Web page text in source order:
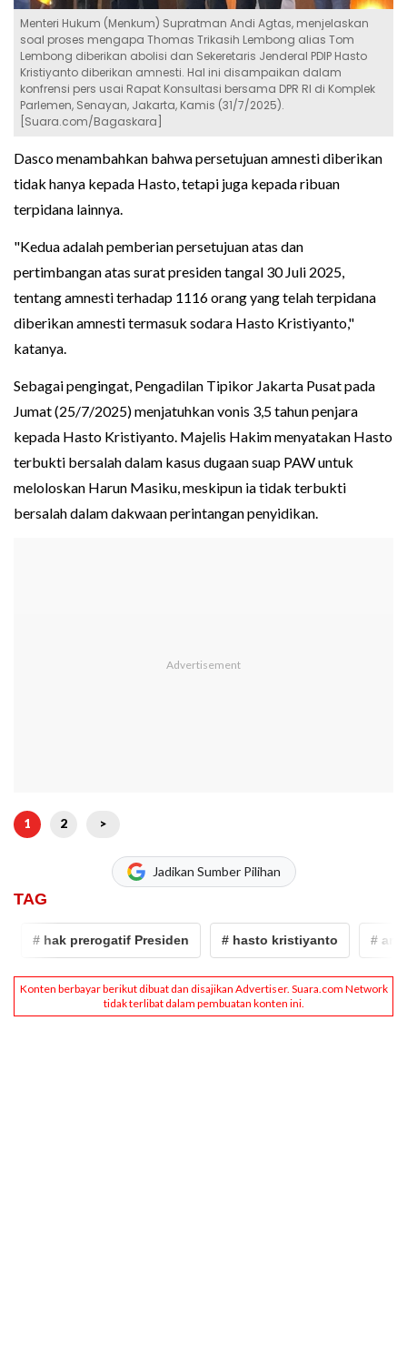
Menteri Hukum (Menkum) Supratman Andi Agtas, menjelaskan
soal proses mengapa Thomas Trikasih Lembong alias Tom
Lembong diberikan abolisi dan Sekeretaris Jenderal PDIP Hasto
Kristiyanto diberikan amnesti. Hal ini disampaikan dalam
konfrensi pers usai Rapat Konsultasi bersama DPR RI di Komplek
Parlemen, Senayan, Jakarta, Kamis (31/7/2025).
[Suara.com/Bagaskara]
Dasco menambahkan bahwa persetujuan amnesti diberikan
tidak hanya kepada Hasto, tetapi juga kepada ribuan
terpidana lainnya.
"Kedua adalah pemberian persetujuan atas dan
pertimbangan atas surat presiden tangal 30 Juli 2025,
tentang amnesti terhadap 1116 orang yang telah terpidana
diberikan amnesti termasuk sodara Hasto Kristiyanto,"
katanya.
Sebagai pengingat, Pengadilan Tipikor Jakarta Pusat pada
Jumat (25/7/2025) menjatuhkan vonis 3,5 tahun penjara
kepada Hasto Kristiyanto. Majelis Hakim menyatakan Hasto
terbukti bersalah dalam kasus dugaan suap PAW untuk
meloloskan Harun Masiku, meskipun ia tidak terbukti
bersalah dalam dakwaan perintangan penyidikan.
1 2 >
Jadikan Sumber Pilihan
TAG
# hak prerogatif Presiden # hasto kristiyanto # amnesti